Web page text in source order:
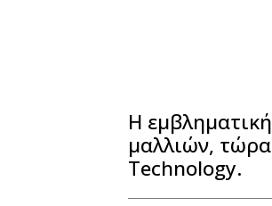
Η
μαλλιών,
Technology.